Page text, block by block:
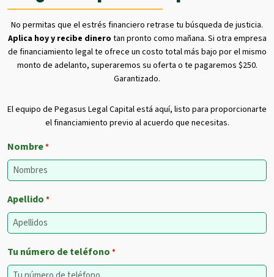
No permitas que el estrés financiero retrase tu búsqueda de justicia.
Aplica hoy y recibe dinero tan pronto como mañana. Si otra empresa
de financiamiento legal te ofrece un costo total más bajo por el mismo
monto de adelanto, superaremos su oferta o te pagaremos $250.
Garantizado.
El equipo de Pegasus Legal Capital está aquí, listo para proporcionarte
el financiamiento previo al acuerdo que necesitas.
Nombre*
Apellido *
Tu número de teléfono *